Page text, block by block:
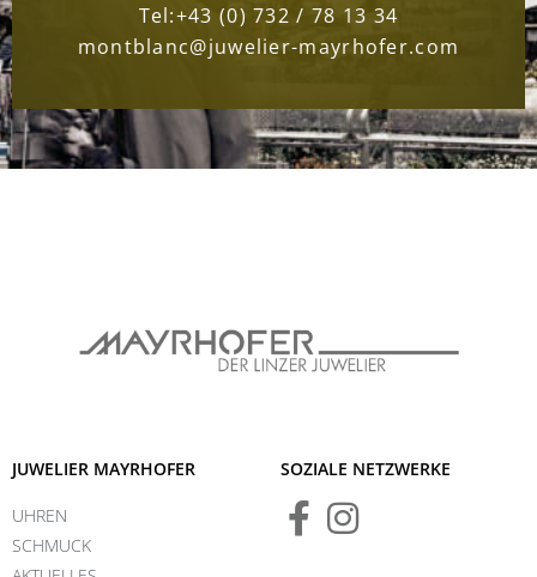
Tel:+43 (0) 732 / 78 13 34
montblanc@juwelier-mayrhofer.com
JUWELIER MAYRHOFER
UHREN
SCHMUCK
SOZIALE NETZWERKE